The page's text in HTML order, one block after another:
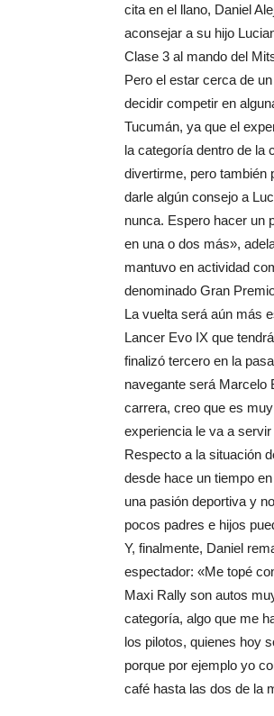
cita en el llano, Daniel
aconsejar a su hijo
Clase 3 al mando del
Pero el estar cerca de
decidir competir en
Tucumán, ya que el
la categoría dentro de la
divertirme, pero también
darle algún consejo a
nunca. Espero hacer un
en una o dos más»,
mantuvo en actividad
denominado Gran
La vuelta será aún más
Lancer Evo IX que
finalizó tercero en la
navegante será Marcelo
carrera, creo que es
experiencia le va a
Respecto a la situación
desde hace un tiempo
una pasión deportiva y
pocos padres e hijos
Y, finalmente, Daniel
espectador: «Me topé
Maxi Rally son autos
categoría, algo que me
los pilotos, quienes hoy
porque por ejemplo yo
café hasta las dos de la